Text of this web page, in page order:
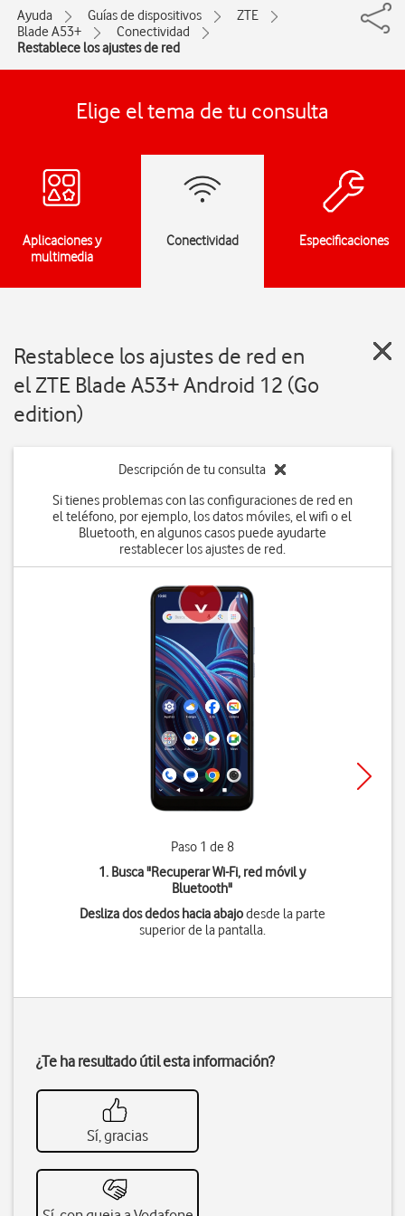
Ayuda Guías de dispositivos
ZTE
Blade A53+
Conectividad
Restablece los ajustes de red
Elige el tema de tu consulta
Aplicaciones y
multimedia
Conectividad Especificaciones
Restablece los ajustes de red en
el ZTE Blade A53+ Android 12 (Go
edition)
Descripción de tu consulta
Si tienes problemas con las configuraciones de red en
el teléfono, por ejemplo, los datos móviles, el wifi o el
Bluetooth, en algunos casos puede ayudarte
restablecer los ajustes de red.
Paso 1 de 8
1. Busca "Recuperar Wi-Fi, red móvil y
Bluetooth"
Desliza dos dedos hacia abajodesde la parte
superior de la pantalla.
¿Te ha resultado útil esta información?
Sí, gracias